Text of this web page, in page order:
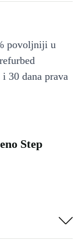
povoljniji u
30 dana prava
Step